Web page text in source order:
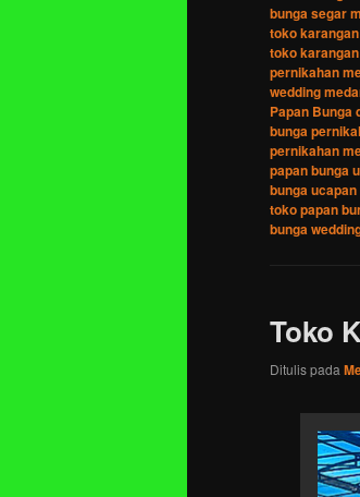
bunga segar
toko
toko
pernikahan
wedding
Papan Bunga
bunga
pernikahan
papan bunga
bunga
toko papan
bunga
Toko
Ditulis pada